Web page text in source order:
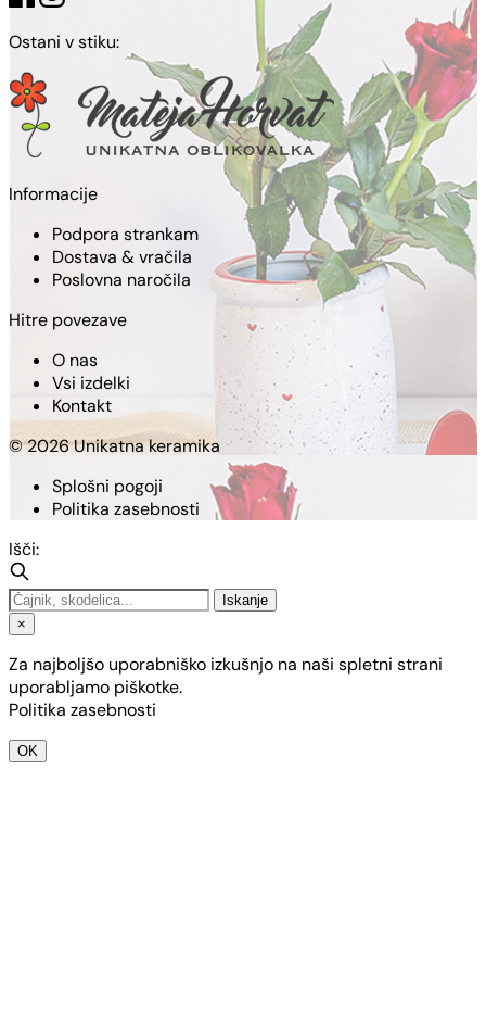
Ostani v stiku:
Informacije
Podpora strankam
Dostava & vračila
Poslovna naročila
Hitre povezave
O nas
Vsi izdelki
Kontakt
© 2026 Unikatna keramika
Splošni pogoji
Politika zasebnosti
Išči:
Iskanje
×
Za najboljšo uporabniško izkušnjo na naši spletni strani
uporabljamo piškotke.
Politika zasebnosti
OK